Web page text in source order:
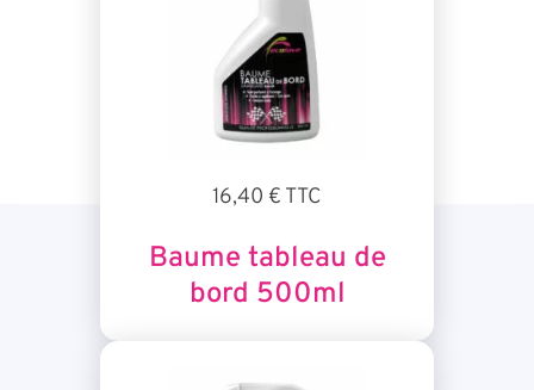
Baume tableau de
bord 500ml
16,40 € TTC